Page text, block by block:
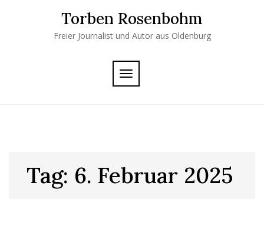
Torben Rosenbohm
Freier Journalist und Autor aus Oldenburg
TOGGLE
NAVIGATION
Tag: 6. Februar 2025